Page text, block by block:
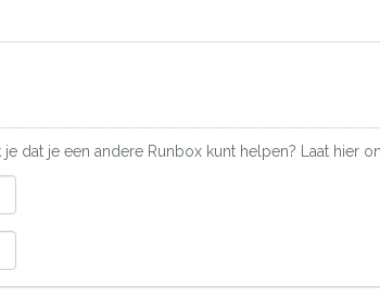
dat je een andere Runbox kunt helpen? Laat hier